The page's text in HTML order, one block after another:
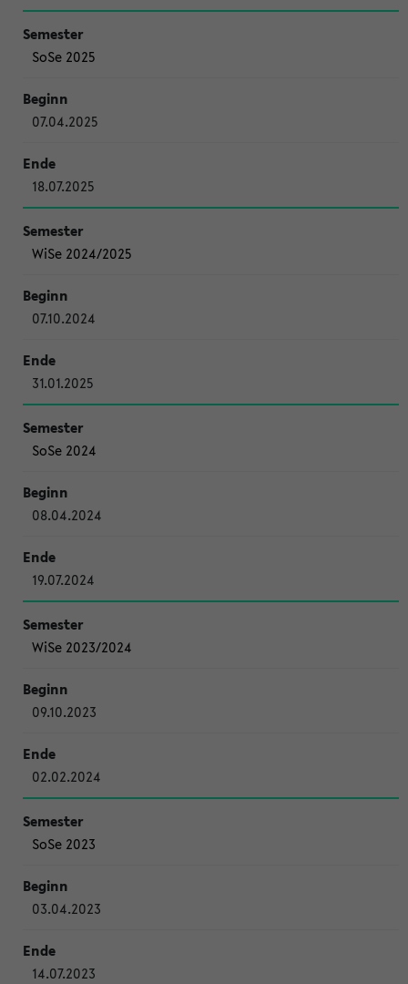
SoSe 2025
07.04.2025
18.07.2025
WiSe 2024/2025
07.10.2024
31.01.2025
SoSe 2024
08.04.2024
19.07.2024
WiSe 2023/2024
09.10.2023
02.02.2024
SoSe 2023
03.04.2023
14.07.2023